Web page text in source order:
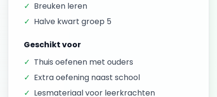
✓ Breuken leren
✓ Halve kwart groep 5
Geschikt voor
✓ Thuis oefenen met ouders
✓ Extra oefening naast school
✓ Lesmateriaal voor leerkrachten